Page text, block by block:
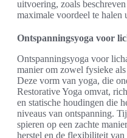
uitvoering, zoals
maximale voordeel te halen
Ontspanningsyoga voor
Ontspanningsyoga voor
manier om zowel fysieke
Deze vorm van yoga, die
Restorative Yoga omvat,
en statische houdingen die
niveaus van ontspanning.
spieren op een zachte
herstel en de flexibiliteit van